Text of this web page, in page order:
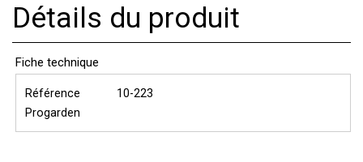
Détails du produit
Fiche technique
Référence
Progarden
10-223